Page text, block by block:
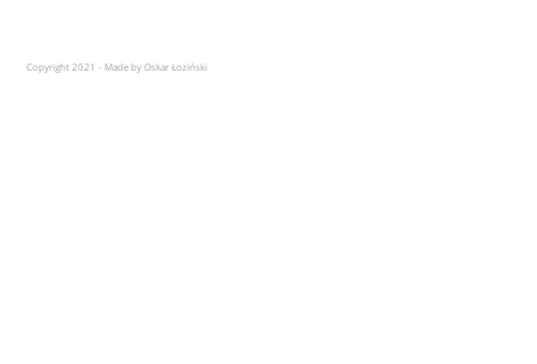
Copyright 2021 - Made by Oskar Łoziński